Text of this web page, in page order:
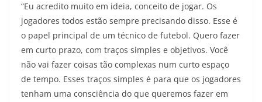
“Eu acredito muito em ideia, conceito de jogar. Os
jogadores todos estão sempre precisando disso. Esse é
o papel principal de um técnico de futebol. Quero fazer
em curto prazo, com traços simples e objetivos. Você
não vai fazer coisas tão complexas num curto espaço
de tempo. Esses traços simples é para que os jogadores
tenham uma consciência do que queremos fazer em